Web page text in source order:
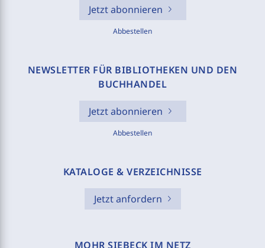
Jetzt abonnieren
Abbestellen
NEWSLETTER FÜR BIBLIOTHEKEN UND DEN
BUCHHANDEL
Jetzt abonnieren
Abbestellen
KATALOGE & VERZEICHNISSE
Jetzt anfordern
MOHR SIEBECK IM NETZ